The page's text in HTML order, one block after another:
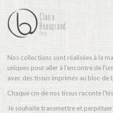
Nos collections sont réalisées à la
uniques pour aller à l’encontre de
avec des tissus imprimés au bloc de
Chaque cm de nos tissus raconte
Je souhaite transmettre et